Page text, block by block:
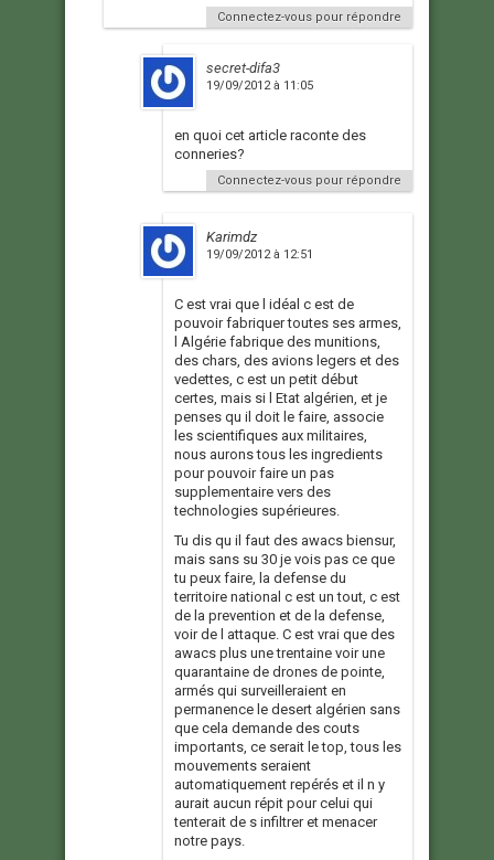
Connectez-vous pour répondre
secret-difa3
19/09/2012 à 11:05
en quoi cet article raconte des
conneries?
Connectez-vous pour répondre
Karimdz
19/09/2012 à 12:51
C est vrai que l idéal c est de
pouvoir fabriquer toutes ses armes,
l Algérie fabrique des munitions,
des chars, des avions legers et des
vedettes, c est un petit début
certes, mais si l Etat algérien, et je
penses qu il doit le faire, associe
les scientifiques aux militaires,
nous aurons tous les ingredients
pour pouvoir faire un pas
supplementaire vers des
technologies supérieures.
Tu dis qu il faut des awacs biensur,
mais sans su 30 je vois pas ce que
tu peux faire, la defense du
territoire national c est un tout, c est
de la prevention et de la defense,
voir de l attaque. C est vrai que des
awacs plus une trentaine voir une
quarantaine de drones de pointe,
armés qui surveilleraient en
permanence le desert algérien sans
que cela demande des couts
importants, ce serait le top, tous les
mouvements seraient
automatiquement repérés et il n y
aurait aucun répit pour celui qui
tenterait de s infiltrer et menacer
notre pays.